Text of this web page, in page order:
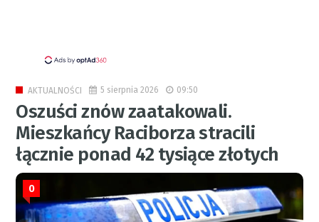
AKTUALNOŚCI 5 sierpnia 2026 09:50
Oszuści znów zaatakowali.
Mieszkańcy Raciborza stracili
łącznie ponad 42 tysiące złotych
0